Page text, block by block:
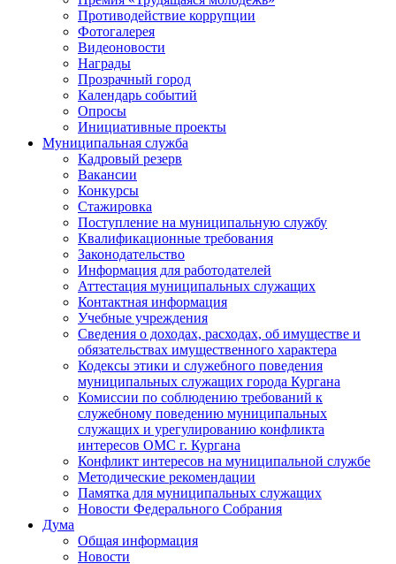
Противодействие коррупции
Фотогалерея
Видеоновости
Награды
Прозрачный город
Календарь событий
Опросы
Инициативные проекты
Муниципальная служба
Кадровый резерв
Вакансии
Конкурсы
Стажировка
Поступление на муниципальную службу
Квалификационные требования
Законодательство
Информация для работодателей
Аттестация муниципальных служащих
Контактная информация
Учебные учреждения
Сведения о доходах, расходах, об имуществе и
обязательствах имущественного характера
Кодексы этики и служебного поведения
муниципальных служащих города Кургана
Комиссии по соблюдению требований к
служебному поведению муниципальных
служащих и урегулированию конфликта
интересов ОМС г. Кургана
Конфликт интересов на муниципальной службе
Методические рекомендации
Памятка для муниципальных служащих
Новости Федерального Cобрания
Дума
Общая информация
Новости